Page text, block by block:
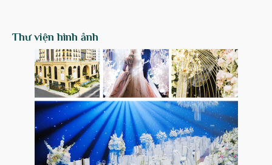
Thư viện hình ảnh